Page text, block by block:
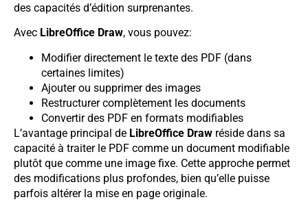
des capacités d’édition surprenantes.
Avec LibreOffice Draw, vous pouvez:
Modifier directement le texte des PDF (dans
certaines limites)
Ajouter ou supprimer des images
Restructurer complètement les documents
Convertir des PDF en formats modifiables
L’avantage principal de LibreOffice Draw réside dans sa
capacité à traiter le PDF comme un document modifiable
plutôt que comme une image fixe. Cette approche permet
des modifications plus profondes, bien qu’elle puisse
parfois altérer la mise en page originale.